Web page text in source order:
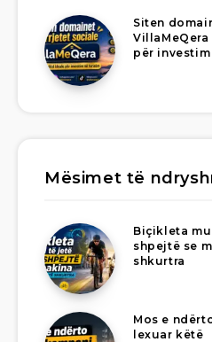
Siten
për
Mësimet të
Biçikleta
shpejtë se
shkurtra
Mos e
lexuar këtë